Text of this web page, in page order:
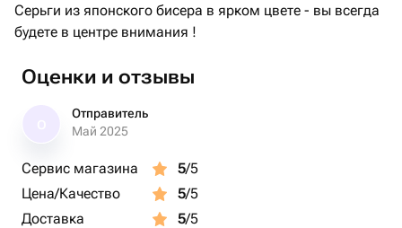
Серьги из японского бисера в ярком цвете - вы всегда
будете в центре внимания !
Оценки и отзывы
Отправитель
Май 2025
Сервис магазина 5/5
Цена/Качество
5/5
Доставка
5/5